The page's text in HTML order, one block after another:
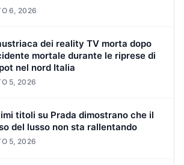
6, 2026
dei reality TV morta dopo
mortale durante le riprese di
nel nord Italia
5, 2026
titoli su Prada dimostrano che il
del lusso non sta rallentando
5, 2026